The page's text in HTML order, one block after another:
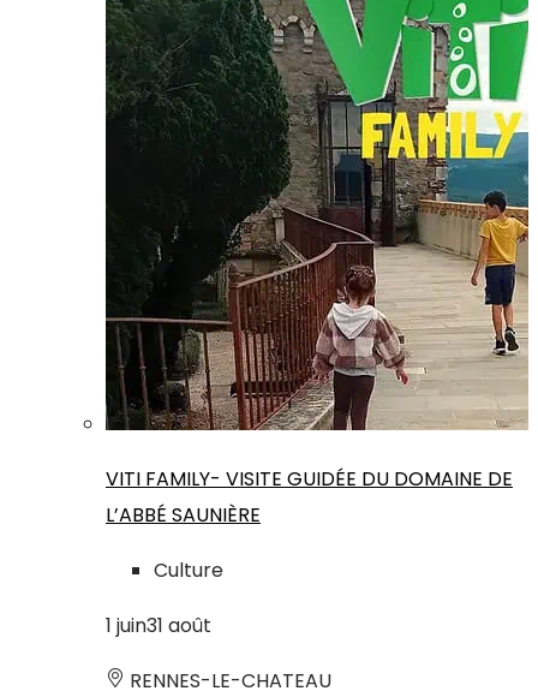
VITI FAMILY- VISITE GUIDÉE DU DOMAINE DE
L’ABBÉ SAUNIÈRE
Culture
1 juin31 août
RENNES-LE-CHATEAU